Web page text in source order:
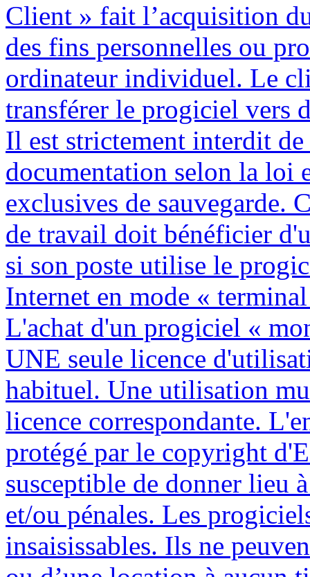
Client » fait l’acquisition
des fins personnelles ou
ordinateur individuel. Le
transférer le progiciel vers
Il est strictement interdit
documentation selon la loi
exclusives de sauvegarde.
de travail doit bénéficier
si son poste utilise le
Internet en mode «
L'achat d'un progiciel «
UNE seule licence
habituel. Une utilisation
licence correspondante.
protégé par le copyright
susceptible de donner lieu
et/ou pénales. Les
insaisissables. Ils ne